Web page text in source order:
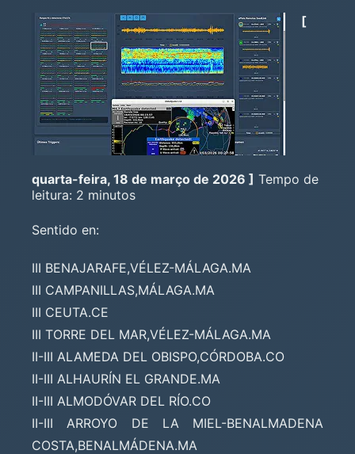
[
quarta-feira, 18 de março de 2026 ] Tempo de
leitura: 2 minutos
Sentido en:
III BENAJARAFE,VÉLEZ-MÁLAGA.MA
III CAMPANILLAS,MÁLAGA.MA
III CEUTA.CE
III TORRE DEL MAR,VÉLEZ-MÁLAGA.MA
II-III ALAMEDA DEL OBISPO,CÓRDOBA.CO
II-III ALHAURÍN EL GRANDE.MA
II-III ALMODÓVAR DEL RÍO.CO
II-III ARROYO DE LA MIEL-BENALMADENA
COSTA,BENALMÁDENA.MA